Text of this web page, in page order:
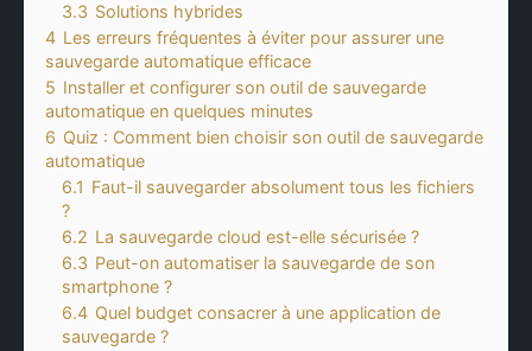
3.3 Solutions hybrides
4 Les erreurs fréquentes à éviter pour assurer une
sauvegarde automatique efficace
5 Installer et configurer son outil de sauvegarde
automatique en quelques minutes
6 Quiz : Comment bien choisir son outil de sauvegarde
automatique
6.1 Faut-il sauvegarder absolument tous les fichiers
?
6.2 La sauvegarde cloud est-elle sécurisée ?
6.3 Peut-on automatiser la sauvegarde de son
smartphone ?
6.4 Quel budget consacrer à une application de
sauvegarde ?